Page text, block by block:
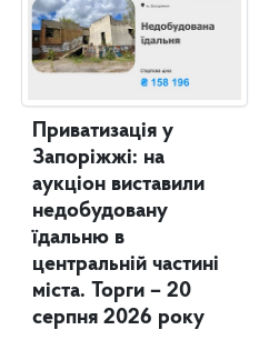
Приватизація у
Запоріжжі: на
аукціон виставили
недобудовану
їдальню в
центральній частині
міста. Торги – 20
серпня 2026 року